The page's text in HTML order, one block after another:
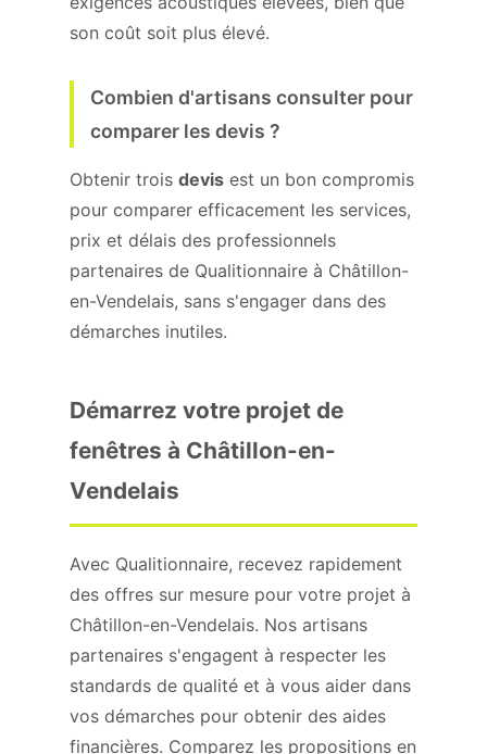
son coût soit plus élevé.
Combien d'artisans consulter pour
comparer les devis ?
Obtenir trois devis est un bon compromis
pour comparer efficacement les services,
prix et délais des professionnels
partenaires de Qualitionnaire à Châtillon-
en-Vendelais, sans s'engager dans des
démarches inutiles.
Démarrez votre projet de
fenêtres à Châtillon-en-
Vendelais
Avec Qualitionnaire, recevez rapidement
des offres sur mesure pour votre projet à
Châtillon-en-Vendelais. Nos artisans
partenaires s'engagent à respecter les
standards de qualité et à vous aider dans
vos démarches pour obtenir des aides
financières. Comparez les propositions en